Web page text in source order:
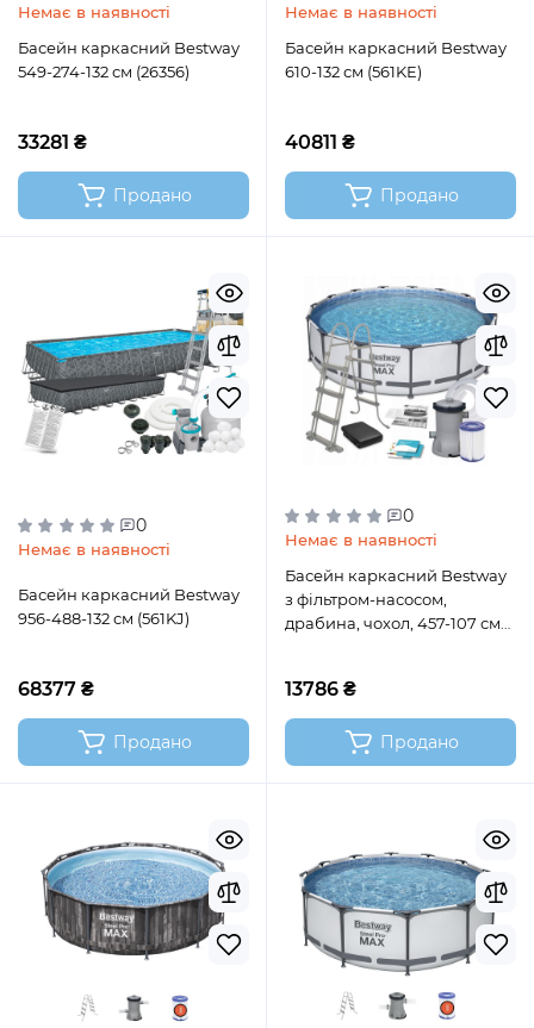
Немає в наявності
Басейн каркасний Bestway
549-274-132 см (26356)
33281 ₴
Продано
Немає в наявності
Басейн каркасний Bestway
610-132 см (561KE)
40811 ₴
Продано
0
Немає в наявності
Басейн каркасний Bestway
956-488-132 см (561KJ)
68377 ₴
Продано
0
Немає в наявності
Басейн каркасний Bestway
з фільтром-насосом,
драбина, чохол, 457-107 см
13786 ₴
Продано